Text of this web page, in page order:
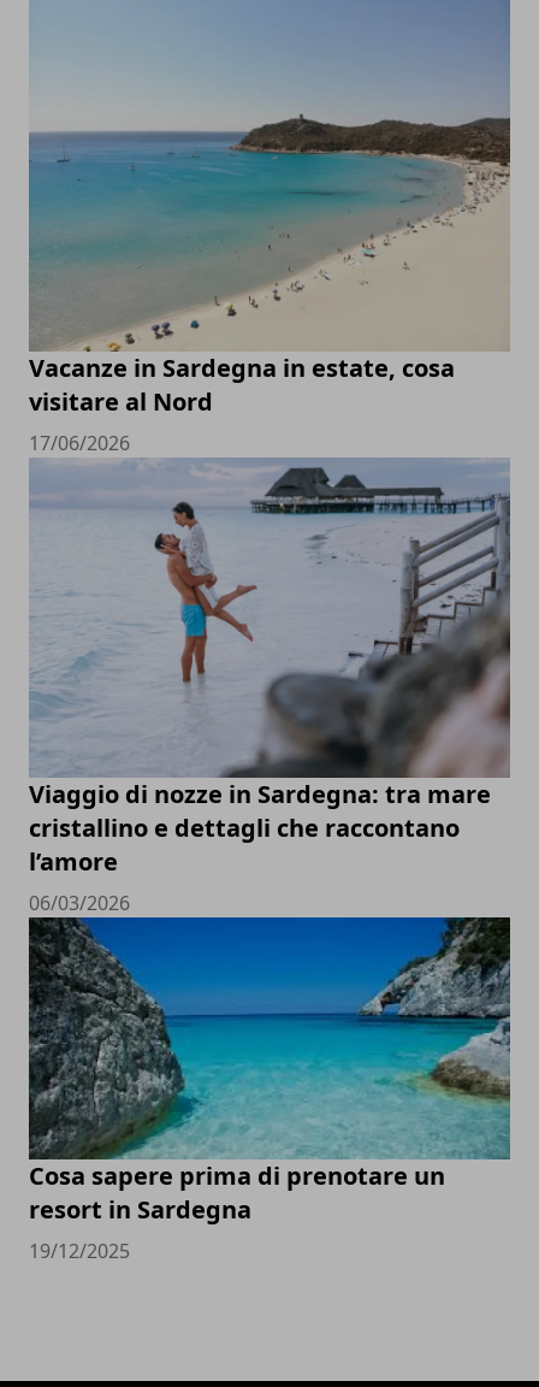
Vacanze in Sardegna in estate, cosa
visitare al Nord
17/06/2026
Viaggio di nozze in Sardegna: tra mare
cristallino e dettagli che raccontano
l’amore
06/03/2026
Cosa sapere prima di prenotare un
resort in Sardegna
19/12/2025